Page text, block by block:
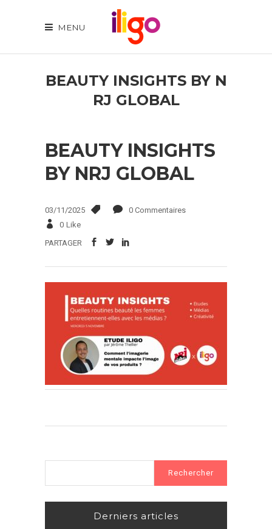
MENU
BEAUTY INSIGHTS BY N
RJ GLOBAL
BEAUTY INSIGHTS
BY NRJ GLOBAL
03/11/2025
0 Commentaires
0 Like
PARTAGER
Derniers articles